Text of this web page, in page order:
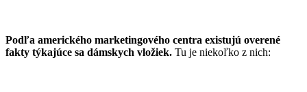
Podľa amerického marketingového centra existujú overené
fakty týkajúce sa dámskych vložiek. Tu je niekoľko z nich: